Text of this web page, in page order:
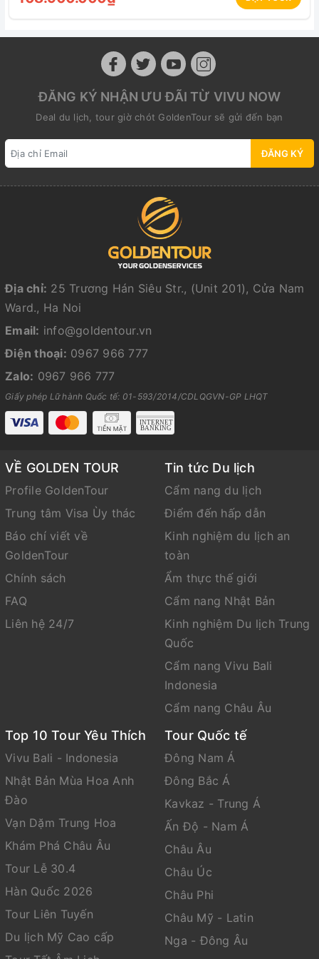
nhiều và các điểm thăm quan số lượng có hạn, đặc
sẽ thay bằng Cung Vương Phủ hoặc Thiên Đàn.
thân và có bản cam kết miễn trừ trách nhiệm với
công ty du lịch.
Chúc Quý khách một chuyến đi vui vẻ và hạnh phúc!!!
ĐĂNG KÝ NHẬN ƯU ĐÃI TỪ VIVU NOW
Deal du lịch, tour giờ chót GoldenTour sẽ gửi đến bạn
ĐĂNG KÝ
Địa chỉ: 25 Trương Hán Siêu Str., (Unit 201), Cửa Nam
Ward., Ha Noi
Email: info@goldentour.vn
Điện thoại: 0967 966 777
Zalo: 0967 966 777
Giấy phép Lữ hành Quốc tế: 01-593/2014/CDLQGVN-GP LHQT
VỀ GOLDEN TOUR
Profile GoldenTour
Trung tâm Visa Ùy thác
Báo chí viết về
GoldenTour
Chính sách
FAQ
Liên hệ 24/7
Tin tức Du lịch
Cẩm nang du lịch
Điểm đến hấp dẫn
Kinh nghiệm du lịch an
toàn
Ẩm thực thế giới
Cẩm nang Nhật Bản
Kinh nghiệm Du lịch Trung
Quốc
Cẩm nang Vivu Bali
Indonesia
Cẩm nang Châu Âu
Top 10 Tour Yêu Thích
Vivu Bali - Indonesia
Nhật Bản Mùa Hoa Anh
Đào
Vạn Dặm Trung Hoa
Khám Phá Châu Âu
Tour Lễ 30.4
Hàn Quốc 2026
Tour Liên Tuyến
Du lịch Mỹ Cao cấp
Tour Quốc tế
Đông Nam Á
Đông Bắc Á
Kavkaz - Trung Á
Ấn Độ - Nam Á
Châu Âu
Châu Úc
Châu Phi
Châu Mỹ - Latin
Nga - Đông Âu